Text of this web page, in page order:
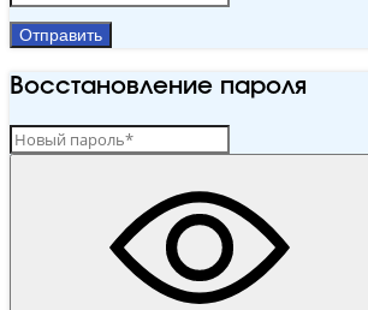
Отправить
Восстановление пароля